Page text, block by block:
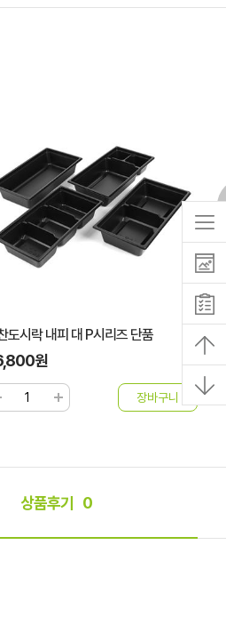
도시락 내피 소 P시리즈 소량세트
원
상품후기 0